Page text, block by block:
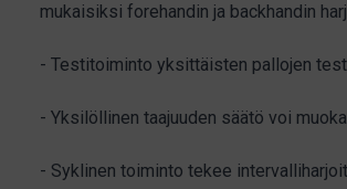
mukaisiksi forehandin ja backhandin
- Testitoiminto yksittäisten pallojen
- Yksilöllinen taajuuden säätö voi
- Syklinen toiminto tekee